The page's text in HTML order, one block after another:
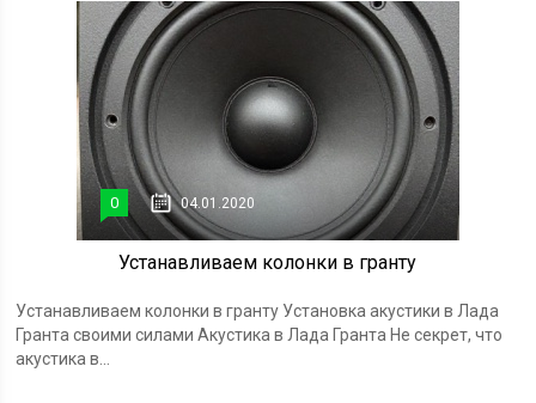
0 04.01.2020
Устанавливаем колонки в гранту
Устанавливаем колонки в гранту Установка акустики в Лада
Гранта своими силами Акустика в Лада Гранта Не секрет, что
акустика в...